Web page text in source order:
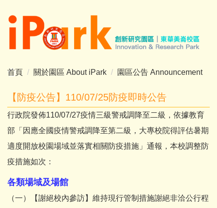
到
區
首頁 關於園區 About iPark 園區公告 Announcement
【防疫公告】110/07/25防疫即時公告
行政院發佈110/07/27疫情三級警戒調降至二級，依據教育
部「因應全國疫情警戒調降至第二級，大專校院得評估暑期
適度開放校園場域並落實相關防疫措施」通報，本校調整防
疫措施如次：
各類場域及場館
（一）【謝絕校內參訪】維持現行管制措施謝絕非洽公行程